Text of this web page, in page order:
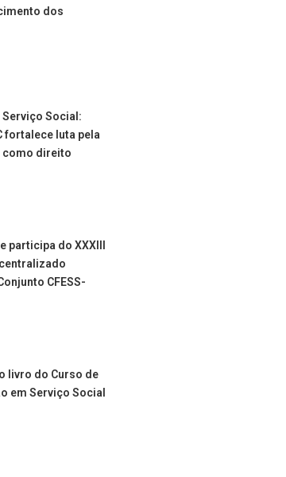
dos
Serviço Social:
fortalece luta pela
como direito
participa do XXXIII
CFESS-
livro do Curso de
em Serviço Social